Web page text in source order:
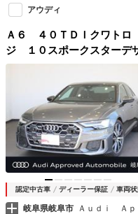
アウディ
Ａ６ ４０ＴＤＩクワト
ジ １０スポークスターデ
認定中古車 ディーラー保証 車両
岐阜県岐阜市 Ａｕｄｉ Ａｐ